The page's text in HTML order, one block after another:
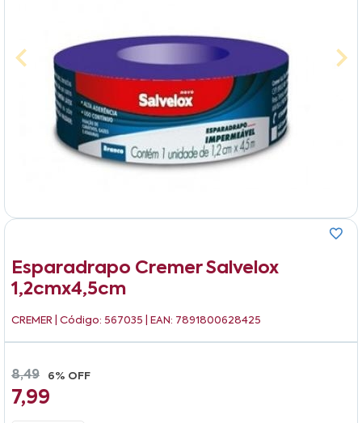
Esparadrapo Cremer Salvelox
1,2cmx4,5cm
CREMER | Código: 567035 | EAN: 7891800628425
8,49 6% OFF
7,99